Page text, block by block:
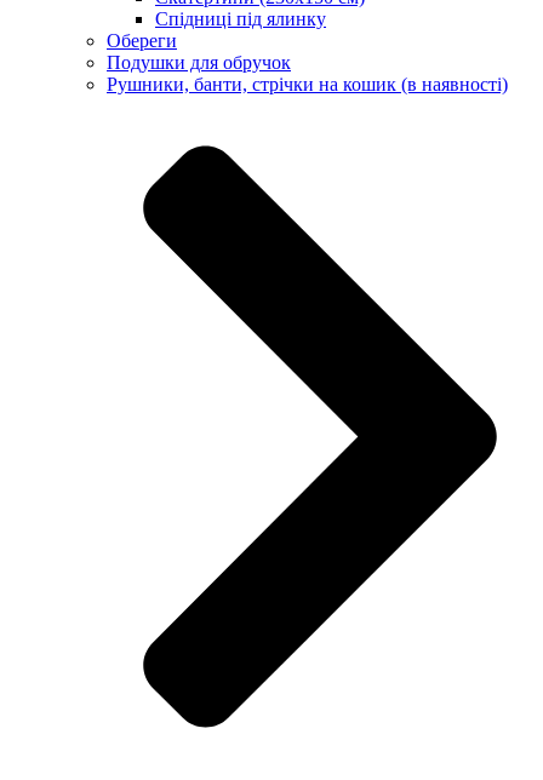
Спідниці під ялинку
Обереги
Подушки для обручок
Рушники, банти, стрічки на кошик (в наявності)